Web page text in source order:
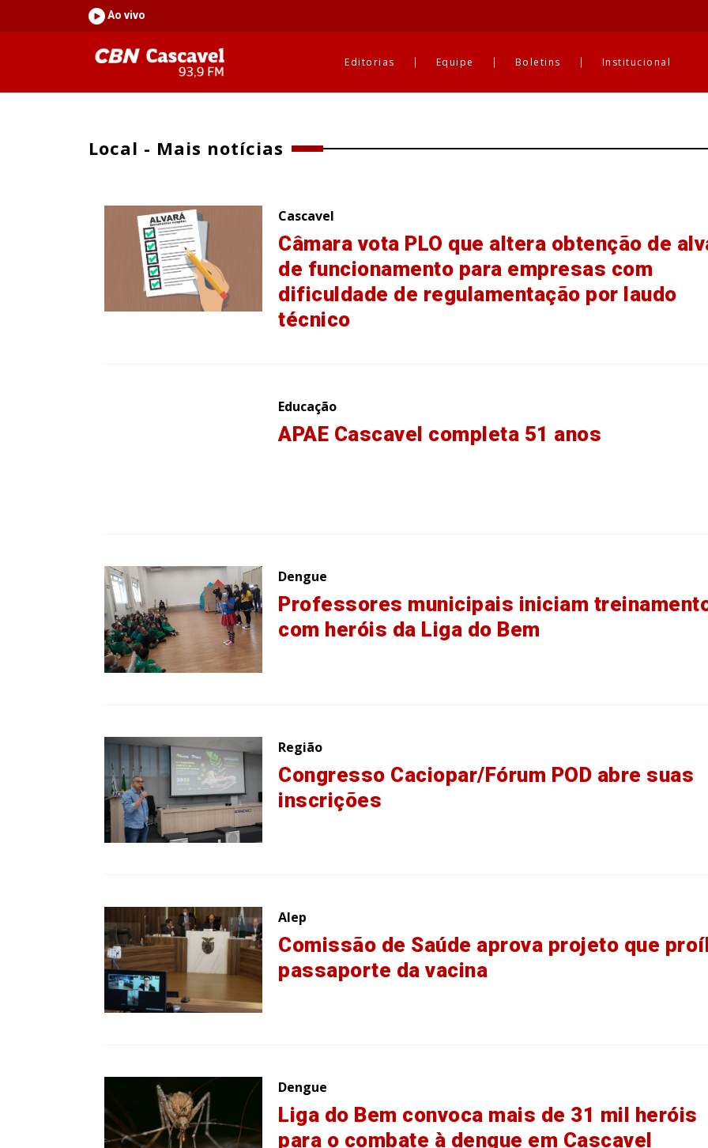
Ao vivo
Editorias Equipe Boletins Institucional
Local - Mais notícias
Cascavel
Câmara vota PLO que altera obtenção de
de funcionamento para empresas com
dificuldade de regulamentação por laudo
técnico
Educação
APAE Cascavel completa 51 anos
Dengue
Professores municipais iniciam
com heróis da Liga do Bem
Região
Congresso Caciopar/Fórum POD abre suas
inscrições
Alep
Comissão de Saúde aprova projeto que
passaporte da vacina
Dengue
Liga do Bem convoca mais de 31 mil heróis
para o combate à dengue em Cascavel